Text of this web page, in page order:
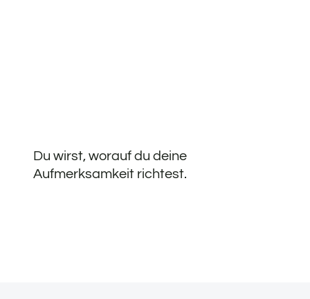
Du wirst, worauf du deine
Aufmerksamkeit richtest.